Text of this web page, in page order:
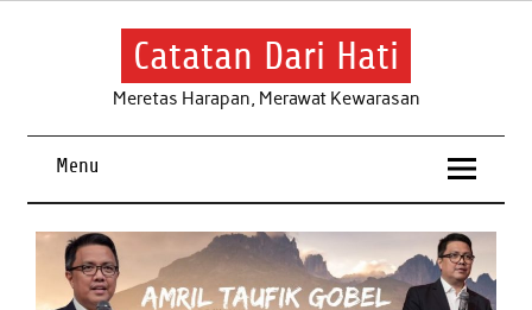
Skip
Catatan Dari Hati
Meretas Harapan, Merawat Kewarasan
Menu